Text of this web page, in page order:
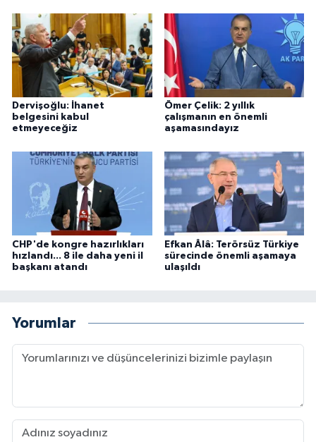
Dervişoğlu: İhanet
belgesini kabul
etmeyeceğiz
Ömer Çelik: 2 yıllık
çalışmanın en önemli
aşamasındayız
CHP'de kongre hazırlıkları
hızlandı... 8 ile daha yeni il
başkanı atandı
Efkan Âlâ: Terörsüz Türkiye
sürecinde önemli aşamaya
ulaşıldı
Yorumlar